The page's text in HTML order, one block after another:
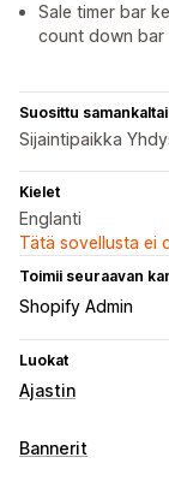
Sale timer bar
count down bar
Suosittu
Sijaintipaikka
Kielet
Englanti
Tätä sovellusta ei
Toimii seuraavan
Shopify Admin
Luokat
Ajastin
Näyttövaihtoehdot
Bannerit